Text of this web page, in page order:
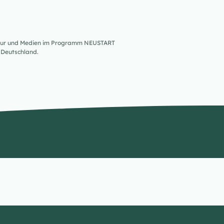
Medien im Programm NEUSTART